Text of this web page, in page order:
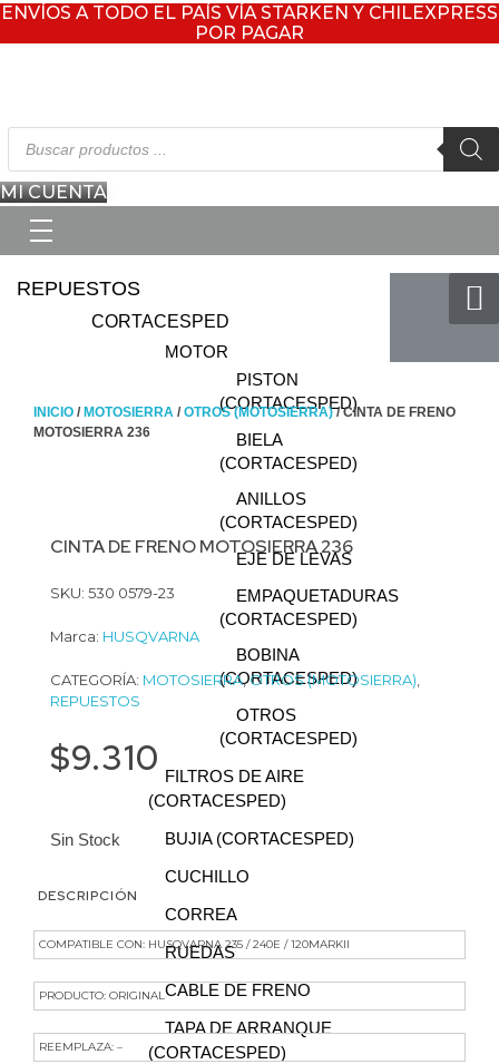
ENVÍOS A TODO EL PAÍS VÍA STARKEN Y CHILEXPRESS
POR PAGAR
Búsqueda
de
productos
MI CUENTA
REPUESTOS
CORTACESPED
MOTOR
PISTON
(CORTACESPED)
BIELA
(CORTACESPED)
ANILLOS
(CORTACESPED)
EJE DE LEVAS
EMPAQUETADURAS
(CORTACESPED)
BOBINA
(CORTACESPED)
OTROS
(CORTACESPED)
FILTROS DE AIRE
(CORTACESPED)
BUJIA (CORTACESPED)
CUCHILLO
CORREA
RUEDAS
CABLE DE FRENO
TAPA DE ARRANQUE
(CORTACESPED)
INICIO / MOTOSIERRA / OTROS (MOTOSIERRA)/ CINTA DE FRENO
MOTOSIERRA 236
CINTA DE FRENO MOTOSIERRA 236
SKU: 530 0579-23
Marca: HUSQVARNA
CATEGORÍA: MOTOSIERRA,OTROS (MOTOSIERRA),
REPUESTOS
$9.310
Sin Stock
DESCRIPCIÓN
COMPATIBLE CON: HUSQVARNA 235 / 240E / 120MARKII
PRODUCTO: ORIGINAL
REEMPLAZA: –